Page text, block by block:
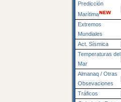
Predicción
Marítima
Extremos
Mundiales
Act. Sísmica
Temperaturas del
Mar
Almanaq / Otras
Obsevaciones
Tráficos